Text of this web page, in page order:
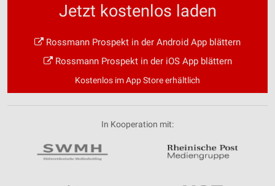
Jetzt kostenlos laden
Rossmann Prospekt in der Android App blättern
Rossmann Prospekt in der iOS App blättern
Kostenlos im App Store erhältlich
In Kooperation mit: